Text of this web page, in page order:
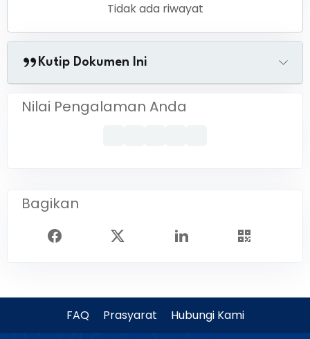
Tidak ada riwayat
Kutip Dokumen Ini
Nilai Pengalaman Anda
Bagikan
FAQ Prasyarat Hubungi Kami